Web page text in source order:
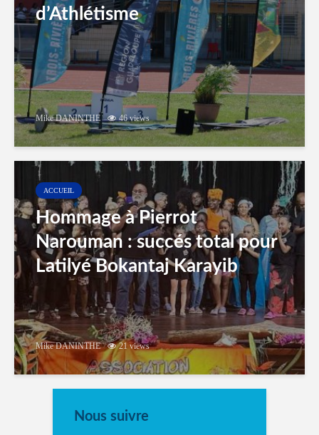
d’Athlétisme
Mike DANINTHE 46 views
ACCUEIL
Hommage à Pierrot
Narouman : succés total pour
Latilyé Bokantaj Karayib
Mike DANINTHE 21 views
Nous suivre